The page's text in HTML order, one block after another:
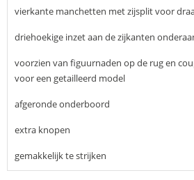
vierkante manchetten met zijsplit voor
driehoekige inzet aan de zijkanten
voorzien van figuurnaden op de rug en
voor een getailleerd model
afgeronde onderboord
extra knopen
gemakkelijk te strijken